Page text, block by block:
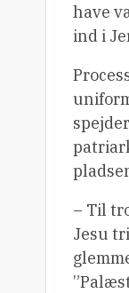
have
ind i
– Til
Jesu